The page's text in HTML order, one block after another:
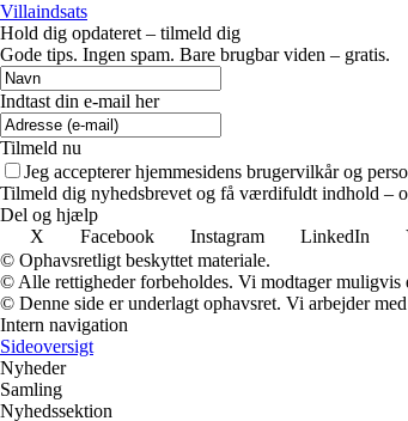
Villaindsats
Hold dig opdateret – tilmeld dig
Gode tips. Ingen spam. Bare brugbar viden – gratis.
Indtast din e-mail her
Tilmeld nu
Jeg accepterer hjemmesidens brugervilkår og
Tilmeld dig nyhedsbrevet og få værdifuldt indhold –
Del og hjælp
X
Facebook Instagram LinkedIn
© Ophavsretligt beskyttet materiale.
© Alle rettigheder forbeholdes. Vi modtager muligvis
© Denne side er underlagt ophavsret. Vi arbejder
Intern navigation
Sideoversigt
Nyheder
Samling
Nyhedssektion